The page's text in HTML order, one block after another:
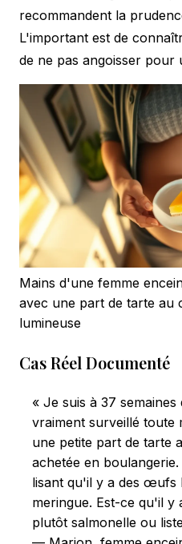
recommandent la
L'important est de
de ne pas angoisser pour
Mains d'une femme
avec une part de tarte au
lumineuse
Cas Réel Documenté
« Je suis à 37
vraiment surveillé toute
une petite part de tarte
achetée en
lisant qu'il y a des œufs
meringue. Est-ce qu'il y
plutôt salmonelle ou